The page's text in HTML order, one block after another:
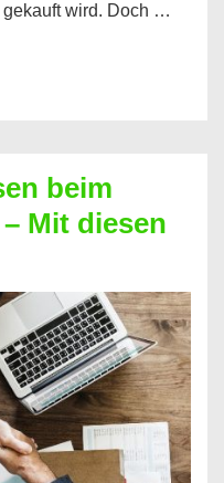
gekauft wird. Doch …
beim
Mit diesen